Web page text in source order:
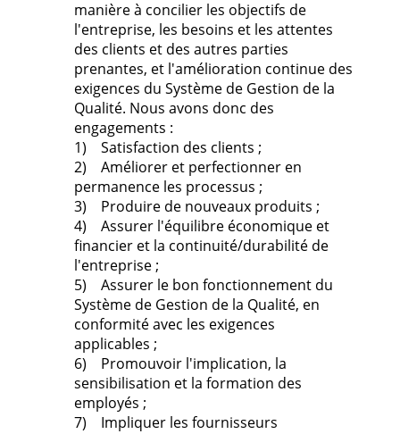
manière à concilier les objectifs de
l'entreprise, les besoins et les attentes
des clients et des autres parties
prenantes, et l'amélioration continue des
exigences du Système de Gestion de la
Qualité. Nous avons donc des
engagements :
1) Satisfaction des clients ;
2) Améliorer et perfectionner en
permanence les processus ;
3) Produire de nouveaux produits ;
4) Assurer l'équilibre économique et
financier et la continuité/durabilité de
l'entreprise ;
5) Assurer le bon fonctionnement du
Système de Gestion de la Qualité, en
conformité avec les exigences
applicables ;
6) Promouvoir l'implication, la
sensibilisation et la formation des
employés ;
7) Impliquer les fournisseurs